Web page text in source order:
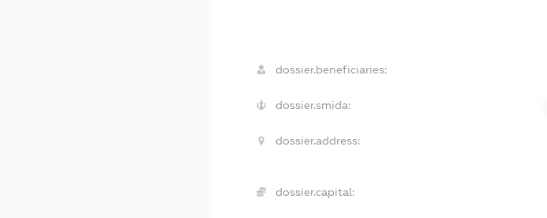
dossier.beneficiaries:
dossier.smida:
dossier.address:
dossier.capital: